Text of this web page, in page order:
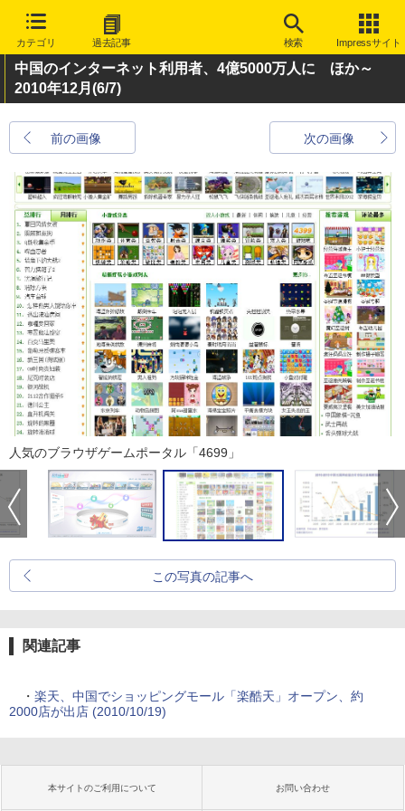
カテゴリ 過去記事 検索 Impressサイト
中国のインターネット利用者、4億5000万人に ほか～
2010年12月 (6/7)
前の画像 次の画像
人気のブラウザゲームポータル「4699」
この写真の記事へ
関連記事
・ 楽天、中国でショッピングモール「楽酷天」オープン、約
2000店が出店 (2010/10/19)
本サイトのご利用について お問い合わせ